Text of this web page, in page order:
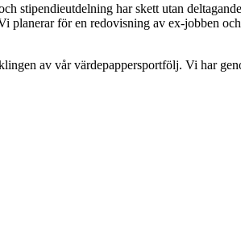
stipendieutdelning har skett utan
planerar för en redovisning av ex-jobben
av vår värdepappersportfölj. Vi har